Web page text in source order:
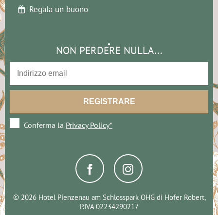
Regala un buono
NON PERDERE NULLA...
Conferma la Privacy Policy*
© 2026 Hotel Pienzenau am Schlosspark OHG di Hofer Robert,
P.IVA 02234290217